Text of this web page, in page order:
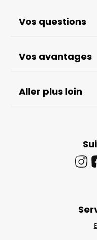
Vos questions
Vos avantages
Aller plus loin